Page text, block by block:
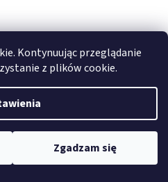
Kontynuując przeglądanie
z plików cookie.
Zgadzam się